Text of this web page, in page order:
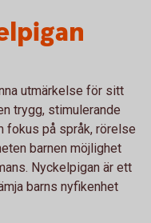
utmärkelse för sitt
trygg, stimulerande
fokus på språk, rörelse
barnen möjlighet
Nyckelpigan är ett
barns nyfikenhet